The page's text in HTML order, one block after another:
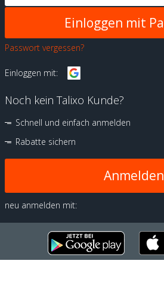
Passwort vergessen?
Einloggen mit:
Noch kein Talixo Kunde?
Schnell und einfach anmelden
Rabatte sichern
Anmelden
neu anmelden mit: